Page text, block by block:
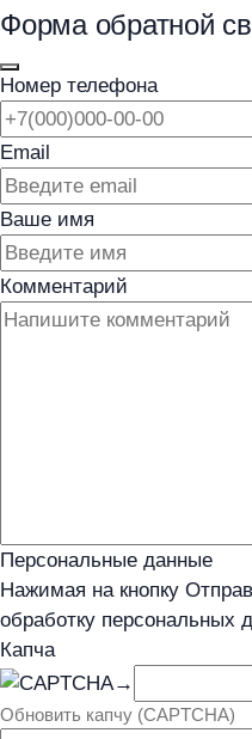
Форма обратной
Номер телефона
Email
Ваше имя
Комментарий
Персональные данные
Нажимая на кнопку
обработку персональных
Капча
→
Обновить капчу (CAPTCHA)